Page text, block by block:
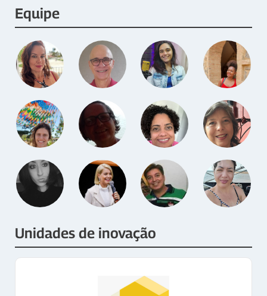
Equipe
Unidades de inovação